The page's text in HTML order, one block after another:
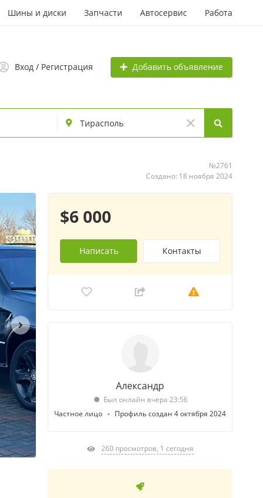
Шины и диски Запчасти Автосервис Работа
Вход / Регистрация Добавить объявление
№2761
Создано: 18 ноября 2024
$6 000
Написать Контакты
Александр
Был онлайн вчера 23:56
Частное лицо
Профиль создан 4 октября 2024
260 просмотров, 1 сегодня